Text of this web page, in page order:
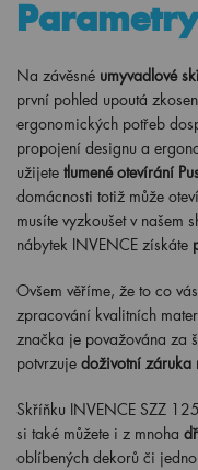
Na závěsné umyvadlové
první pohled upoutá
ergonomických potřeb
propojení designu a
užijete tlumené otevírání
domácnosti totiž může
musíte vyzkoušet v našem
nábytek INVENCE získáte
Ovšem věříme, že to co
zpracování kvalitních
značka je považována za
potvrzuje doživotní záruka
Skříňku INVENCE SZZ
si také můžete i z mnoha
oblíbených dekorů či